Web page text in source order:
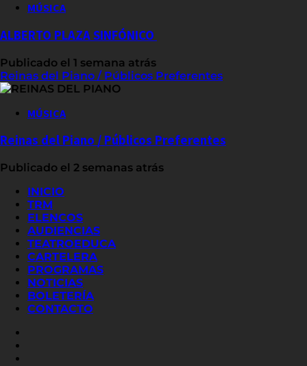
MÚSICA
ALBERTO PLAZA SINFÓNICO
Publicado el 1 semana atrás
Reinas del Piano / Públicos Preferentes
MÚSICA
Reinas del Piano / Públicos Preferentes
Publicado el 2 semanas atrás
INICIO
TRM
ELENCOS
AUDIENCIAS
TEATROEDUCA
CARTELERA
PROGRAMAS
NOTICIAS
BOLETERÍA
CONTACTO